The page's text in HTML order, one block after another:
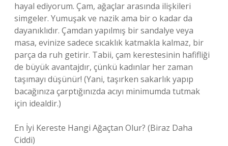
hayal ediyorum. Çam, ağaçlar arasında ilişkileri
simgeler. Yumuşak ve nazik ama bir o kadar da
dayanıklıdır. Çamdan yapılmış bir sandalye veya
masa, evinize sadece sıcaklık katmakla kalmaz, bir
parça da ruh getirir. Tabii, çam kerestesinin hafifliği
de büyük avantajdır, çünkü kadınlar her zaman
taşımayı düşünür! (Yani, taşırken sakarlık yapıp
bacağınıza çarptığınızda acıyı minimumda tutmak
için idealdir.)
En İyi Kereste Hangi Ağaçtan Olur? (Biraz Daha
Ciddi)